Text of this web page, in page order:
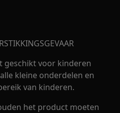
geschikt voor kinderen
kleine onderdelen en
van kinderen.
het product moeten